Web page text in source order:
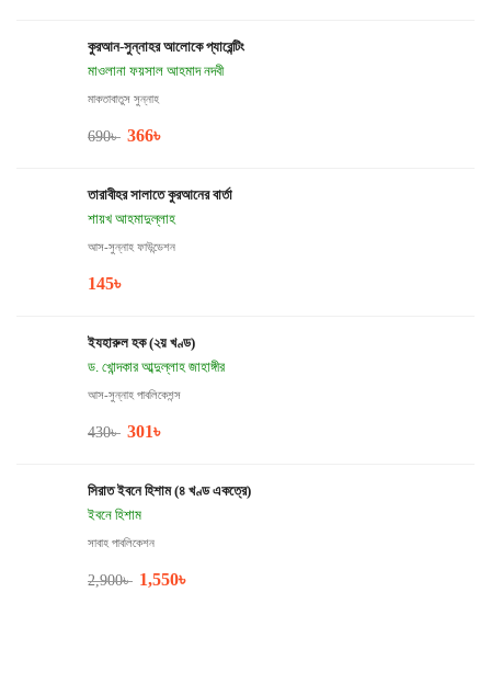
কুরআন-সুন্নাহর আলোকে প্যারেন্টিং
মাওলানা ফয়সাল আহমাদ নদবী
মাকতাবাতুস সুন্নাহ
690৳ 366৳
তারাবীহর সালাতে কুরআনের বার্তা
শায়খ আহমাদুল্লাহ
আস-সুন্নাহ ফাউন্ডেশন
145৳
ইযহারুল হক (২য় খণ্ড)
ড. খোন্দকার আব্দুল্লাহ জাহাঙ্গীর
আস-সুন্নাহ পাবলিকেশন্স
430৳ 301৳
সিরাত ইবনে হিশাম (৪ খণ্ড একত্রে)
ইবনে হিশাম
সাবাহ পাবলিকেশন
2,900৳ 1,550৳